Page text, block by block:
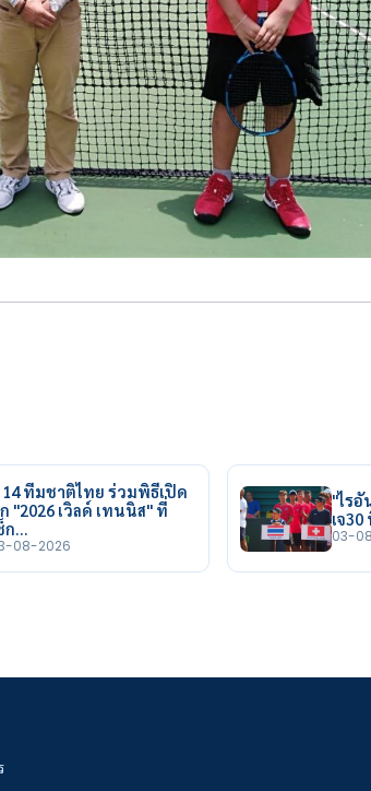
14 ทีมชาติไทย ร่วมพิธีเปิด
"2026 เวิลด์ เทนนิส" ที่
ก…
08-2026
"ไร
เจ
03-